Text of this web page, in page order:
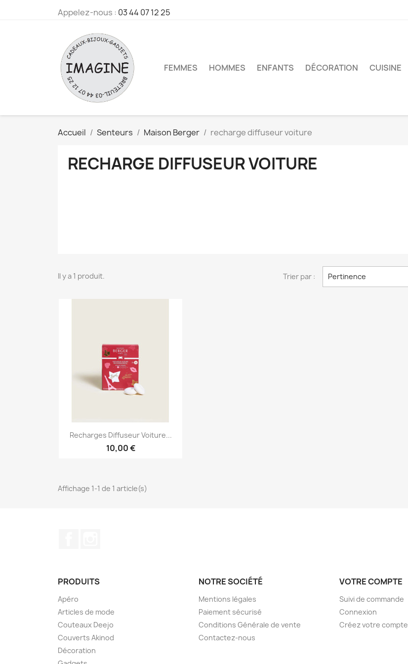
Appelez-nous : 03 44 07 12 25
FEMMES HOMMES ENFANTS DÉCORATION CUISINE
Accueil Senteurs Maison Berger recharge diffuseur voiture
RECHARGE DIFFUSEUR VOITURE
Il y a 1 produit. Trier par : Pertinence
Aperçu rapide
Recharges Diffuseur Voiture...
10,00 €
Affichage 1-1 de 1 article(s)
PRODUITS
Apéro
Articles de mode
Couteaux Deejo
Couverts Akinod
Décoration
NOTRE SOCIÉTÉ
Mentions légales
Paiement sécurisé
Conditions Générale de vente
Contactez-nous
VOTRE COMPTE
Suivi de commande
Connexion
Créez votre compte